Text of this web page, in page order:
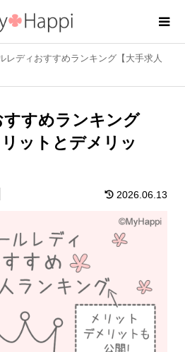
レディおすすめランキング【大手求人
すめランキング
リットとデメリッ
2026.06.13